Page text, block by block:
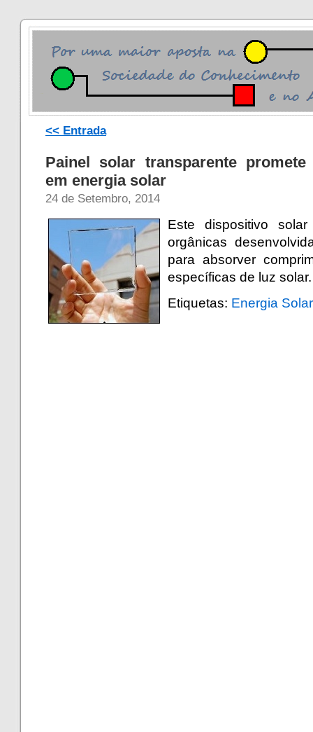
<< Entrada
Painel solar transparente
em energia solar
24 de Setembro, 2014
Este dispositivo
orgânicas
para absorver
específicas de luz
Etiquetas: Energia Solar